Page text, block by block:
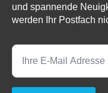
und spannende
werden Ihr Postfach